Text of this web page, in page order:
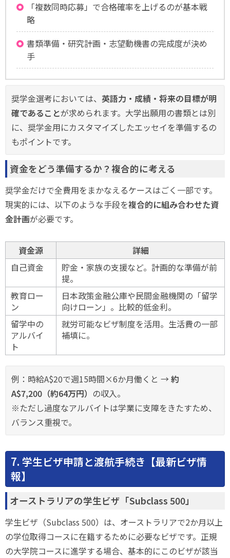
「複数同時応募」で合格確率を上げるのが基本戦
略
書類準備・研究計画・志望動機書の完成度が決め
手
奨学金選考においては、 英語力・成績・将来の目標が明
確であることが求められます。大学出願用の書類とは別
に、奨学金用にカスタマイズしたエッセイを準備するの
もポイントです。
資金をどう準備するか？複合的に考える
奨学金だけで全費用をまかなえるケースはごく一部です。
現実的には、以下のような手段を複合的に組み合わせた資
金計画が必要です。
資金源
詳細
自己資金
貯金・家族の支援など。計画的な準備が前
提。
教育ロー
ン
日本政策金融公庫や民間金融機関の「留学
向けローン」。比較的低金利。
留学中の
アルバイ
ト
就労可能なビザ制度を活用。生活費の一部
補填に。
例：時給A$20で週15時間×6か月働くと →約
A$7,200（約64万円） の収入。
※ただし過度なアルバイトは学業に支障をきたすため、
バランス重視で。
7. 学生ビザ申請と渡航手続き【最新ビザ情
報】
オーストラリアの学生ビザ「Subclass 500」
学生ビザ（Subclass 500）は、オーストラリアで2か月以上
の学位取得コースに在籍するために必要なビザです。正規
の大学院コースに進学する場合、基本的にこのビザが該当